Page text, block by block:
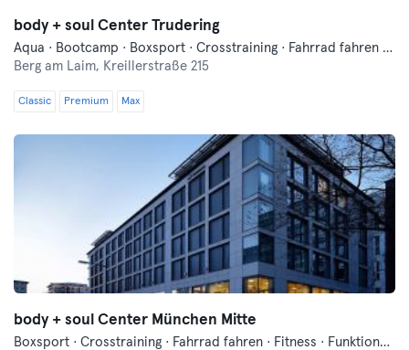
body + soul Center Trudering
Aqua · Bootcamp · Boxsport · Crosstraining · Fahrrad fahren · Fitness · Funktionelles Training · Pilates · Schwimmen · Tanzen · Vibrationstraining · Wellness · Yoga
Berg am Laim, Kreillerstraße 215
Classic Premium Max
body + soul Center München Mitte
Boxsport · Crosstraining · Fahrrad fahren · Fitness · Funktionelles Training · Indoorcycling · Pilates · Qi Gong und Tai Chi · Sauna · Tanzen · Vibrationstraining · Wellness · Yoga